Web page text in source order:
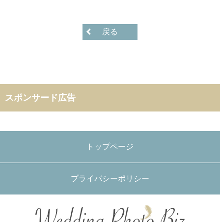
戻る
スポンサード広告
トップページ
プライバシーポリシー